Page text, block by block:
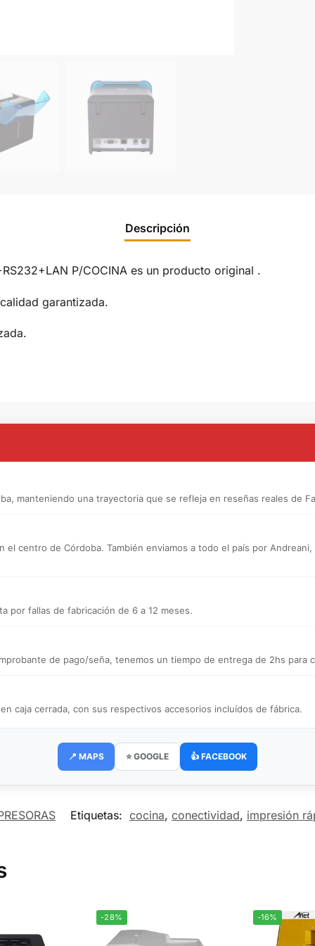
Descripción
P/COCINA es un producto original .
garantizada.
manteniendo una trayectoria que se refleja en reseñas reales de
centro de Córdoba. También enviamos a todo el país por
por fallas de fabricación de 6 a 12 meses.
de pago/seña, tenemos un tiempo de entrega de 2hs para
caja cerrada, con sus respectivos accesorios incluídos de fábrica.
📍 MAPS ⭐ GOOGLE 👍 FACEBOOK
Etiquetas: cocina, conectividad, impresión
-28% -16%